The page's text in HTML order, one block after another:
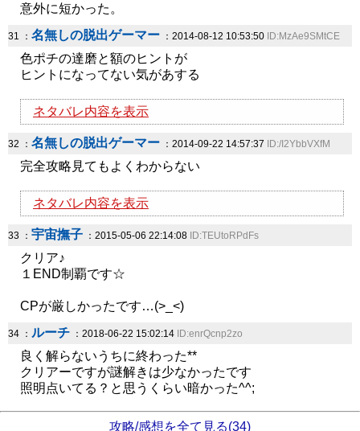
意外に短かった。
31 ： 名無しの脱出ゲーマー ：2014-08-12 10:53:50 ID:MzAe9SMtCE
色ポチの達磨と額のヒントが
ヒントになってない気があする
ネタバレ内容を表示
32 ： 名無しの脱出ゲーマー ：2014-09-22 14:57:37 ID:/I2YbbVXfM
完全攻略見てもよくわからない
ネタバレ内容を表示
33 ： 宇宙撫子 ：2015-05-06 22:14:08 ID:TEUtoRPdFs
クリア♪
１END制覇です☆
CPが厳しかったです…(>_<)
34 ： ルーチ ：2018-06-22 15:02:14 ID:enrQcnp2zo
良く解らないうちに終わった**
クリアーですが謎解きは少なかったです
照明点いてる？と思うくらい暗かった^^;
攻略/感想を全て見る(34)